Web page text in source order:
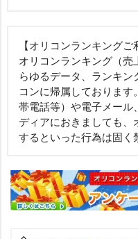
【オリコンランキングご
オリコンランキング（
らゆるデータ、ランキン
コンに帰属しておりま
帯電話等）や電子メール
ディアにおきましても
するといった行為は固く